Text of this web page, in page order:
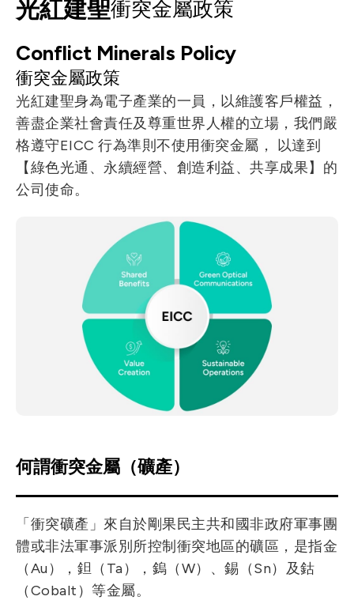
光紅建聖衝突金屬政策
Conflict Minerals Policy
衝突金屬政策
光紅建聖身為電子產業的一員，以維護客戶權益，
善盡企業社會責任及尊重世界人權的立場，我們嚴
格遵守EICC 行為準則不使用衝突金屬， 以達到
【綠色光通、永續經營、創造利益、共享成果】的
公司使命。
何謂衝突金屬（礦產）
「衝突礦產」來自於剛果民主共和國非政府軍事團
體或非法軍事派別所控制衝突地區的礦區，是指金
（Au），鉭（Ta），鎢（W）、錫（Sn）及鈷
（Cobalt）等金屬。